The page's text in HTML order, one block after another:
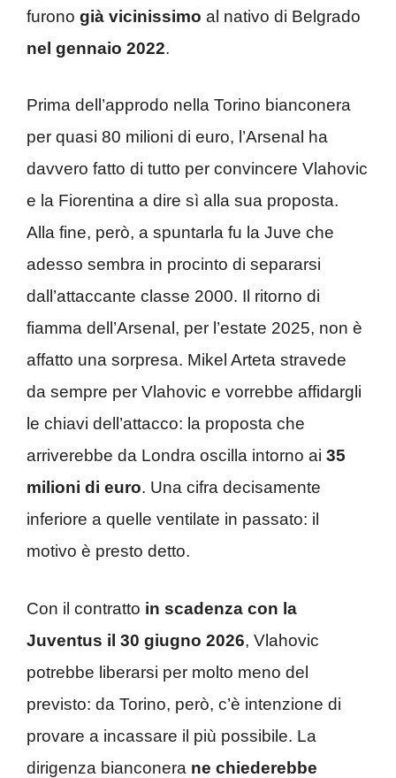
furono già vicinissimo al nativo di Belgrado
nel gennaio 2022.
Prima dell’approdo nella Torino bianconera
per quasi 80 milioni di euro, l’Arsenal ha
davvero fatto di tutto per convincere Vlahovic
e la Fiorentina a dire sì alla sua proposta.
Alla fine, però, a spuntarla fu la Juve che
adesso sembra in procinto di separarsi
dall’attaccante classe 2000. Il ritorno di
fiamma dell’Arsenal, per l’estate 2025, non è
affatto una sorpresa. Mikel Arteta stravede
da sempre per Vlahovic e vorrebbe affidargli
le chiavi dell’attacco: la proposta che
arriverebbe da Londra oscilla intorno ai 35
milioni di euro. Una cifra decisamente
inferiore a quelle ventilate in passato: il
motivo è presto detto.
Con il contratto in scadenza con la
Juventus il 30 giugno 2026, Vlahovic
potrebbe liberarsi per molto meno del
previsto: da Torino, però, c’è intenzione di
provare a incassare il più possibile. La
dirigenza bianconera ne chiederebbe